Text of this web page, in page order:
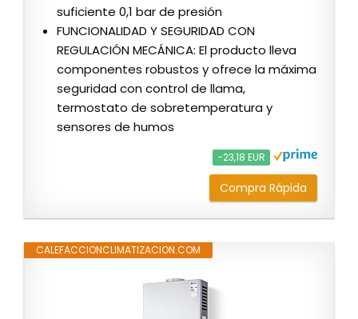
suficiente 0,1 bar de presión
FUNCIONALIDAD Y SEGURIDAD CON
REGULACIÓN MECÁNICA: El producto lleva
componentes robustos y ofrece la máxima
seguridad con control de llama,
termostato de sobretemperatura y
sensores de humos
−23,18 EUR
Compra Rápida
CALEFACCIONCLIMATIZACION.COM